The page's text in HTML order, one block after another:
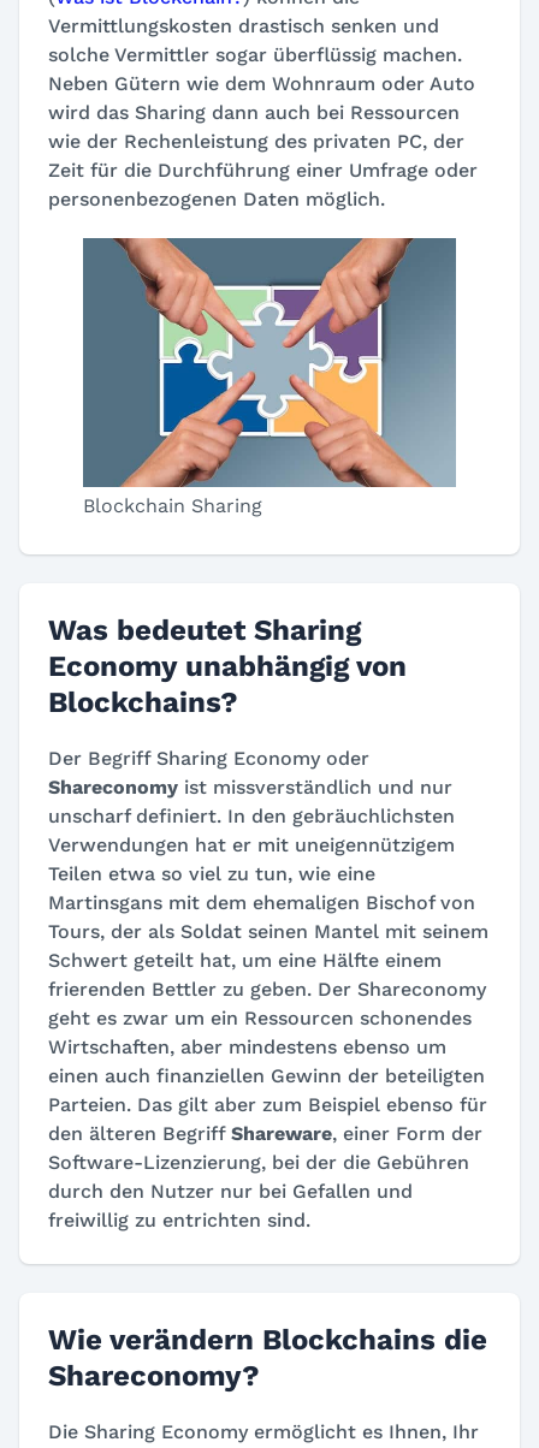
Vermittlungskosten drastisch senken und
solche Vermittler sogar überflüssig machen.
Neben Gütern wie dem Wohnraum oder Auto
wird das Sharing dann auch bei Ressourcen
wie der Rechenleistung des privaten PC, der
Zeit für die Durchführung einer Umfrage oder
personenbezogenen Daten möglich.
Blockchain Sharing
Was bedeutet Sharing
Economy unabhängig von
Blockchains?
Der Begriff Sharing Economy oder
Shareconomy ist missverständlich und nur
unscharf definiert. In den gebräuchlichsten
Verwendungen hat er mit uneigennützigem
Teilen etwa so viel zu tun, wie eine
Martinsgans mit dem ehemaligen Bischof von
Tours, der als Soldat seinen Mantel mit seinem
Schwert geteilt hat, um eine Hälfte einem
frierenden Bettler zu geben. Der Shareconomy
geht es zwar um ein Ressourcen schonendes
Wirtschaften, aber mindestens ebenso um
einen auch finanziellen Gewinn der beteiligten
Parteien. Das gilt aber zum Beispiel ebenso für
den älteren Begriff Shareware, einer Form der
Software-Lizenzierung, bei der die Gebühren
durch den Nutzer nur bei Gefallen und
freiwillig zu entrichten sind.
Wie verändern Blockchains die
Shareconomy?
Die Sharing Economy ermöglicht es Ihnen, Ihr